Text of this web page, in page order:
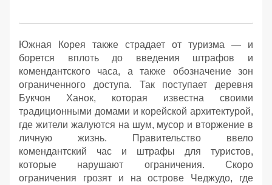
Южная Корея также страдает от туризма — и
борется вплоть до введения штрафов и
комендантского часа, а также обозначение зон
ограниченного доступа. Так поступает деревня
Букчон Ханок, которая известна своими
традиционными домами и корейской архитектурой,
где жители жалуются на шум, мусор и вторжение в
личную жизнь. Правительство ввело
комендантский час и штрафы для туристов,
которые нарушают ограничения. Скоро
ограничения грозят и на острове Чеджудо, где